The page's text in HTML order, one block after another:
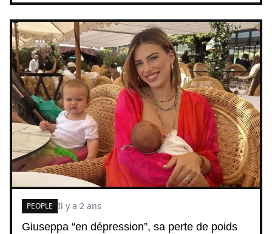
Giuseppa “en dépression”, sa perte de poids
PEOPLE Il y a 2 ans